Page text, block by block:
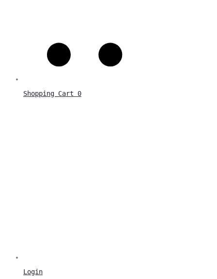
Shopping Cart 0
Login